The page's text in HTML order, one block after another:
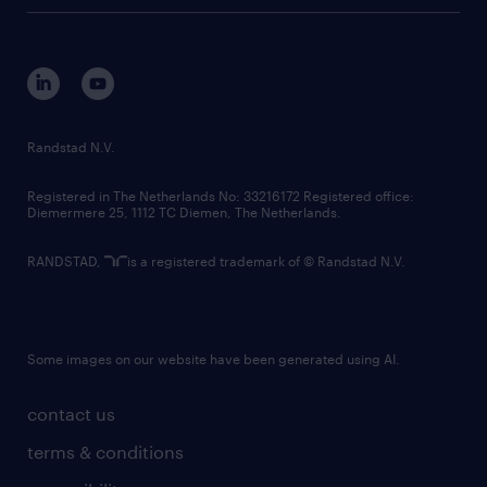
corporate governance
randstad innovation fund
country websites
contact us
terms & conditions
Randstad N.V.
Registered in The Netherlands No: 33216172 Registered office:
Diemermere 25, 1112 TC Diemen, The Netherlands.
RANDSTAD, is a registered trademark of © Randstad N.V.
Some images on our website have been generated using AI.